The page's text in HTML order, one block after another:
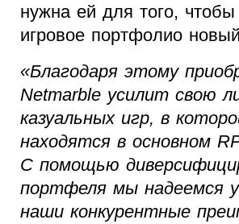
нужна ей для того,
игровое портфолио
«Благодаря этому
Netmarble усилит свою
казуальных игр, в
находятся в основном
С помощью
портфеля мы надеемся
наши конкурентные